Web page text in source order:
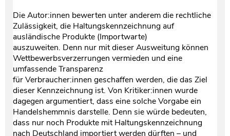
Die Autor:innen bewerten unter anderem die rechtliche
Zulässigkeit, die Haltungskennzeichnung auf
ausländische Produkte (Importwarte)
auszuweiten. Denn nur mit dieser Ausweitung können
Wettbewerbsverzerrungen vermieden und eine
umfassende Transparenz
für Verbraucher:innen geschaffen werden, die das Ziel
dieser Kennzeichnung ist. Von Kritiker:innen wurde
dagegen argumentiert, dass eine solche Vorgabe ein
Handelshemmnis darstelle. Denn sie würde bedeuten,
dass nur noch Produkte mit Haltungskennzeichnung
nach Deutschland importiert werden dürften – und